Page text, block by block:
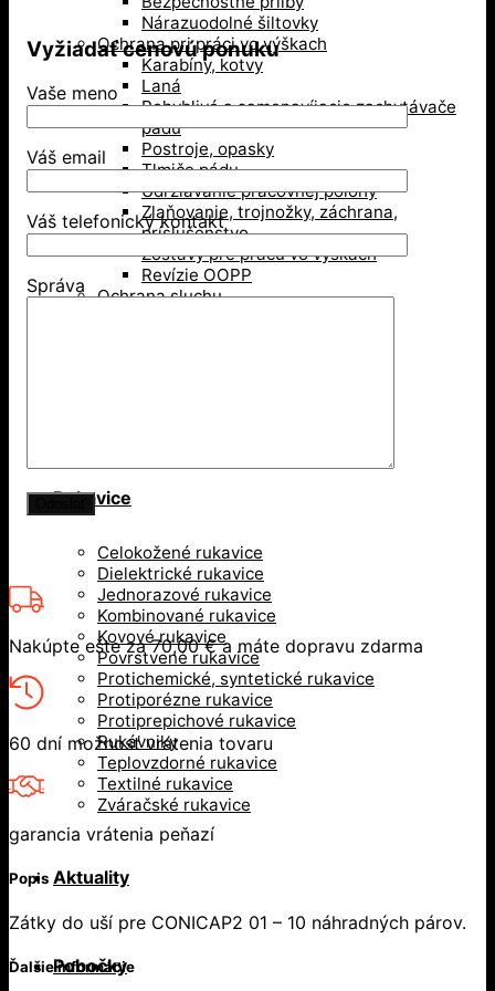
Nárazuodolné šiltovky
Ochrana pri práci vo výškach
Karabíny, kotvy
Laná
Pohyblivé a samonavíjacie zachytávače
pádu
Postroje, opasky
Tlmiče pádu
Udržiavanie pracovnej polohy
Zlaňovanie, trojnožky, záchrana,
príslušenstvo
Zostavy pre prácu vo výškach
Revízie OOPP
Ochrana sluchu
Rukavice
Celokožené rukavice
Dielektrické rukavice
Jednorazové rukavice
Kombinované rukavice
Kovové rukavice
Povrstvené rukavice
Protichemické, syntetické rukavice
Protiporézne rukavice
Protiprepichové rukavice
Rukávniky
Teplovzdorné rukavice
Textilné rukavice
Zváračské rukavice
Aktuality
Pobočky
Vyžiadať cenovú ponuku
Vaše meno
Váš email
Váš telefonický kontakt
Správa
Nakúpte ešte za70,00€a máte dopravu zdarma
60 dní možnosť vrátenia tovaru
garancia vrátenia peňazí
Popis
Zátky do uší pre CONICAP2 01 – 10 náhradných párov.
Ďalšie informácie